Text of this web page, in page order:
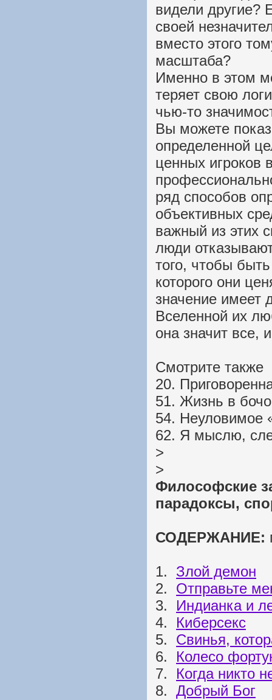
видели другие?
своей
вместо этого
масштаба?
Именно в этом
теряет свою
чью-то
Вы можете
определенной
ценных игроков
ряд способов
объективных
важный из этих
люди
того, чтобы
которого они
значение имеет
Вселенной их
она значит все,
Смотрите также
20.
51. Жизнь в
54. Неуловимое
62. Я мыслю,
>
>
Философские
парадоксы,
СОДЕРЖАНИЕ:
1. Злой демон
2. Отправьте
3. Индианка и
4. Киберсекс
5. Свинья,
6. Колесо
7. Когда никто
8. Добрый Бог